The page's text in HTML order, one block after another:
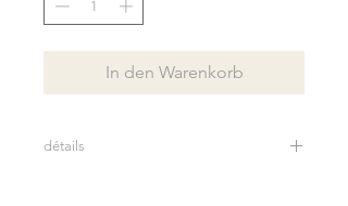
In den Warenkorb
détails